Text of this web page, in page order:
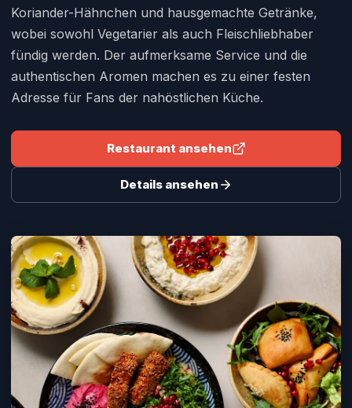
Koriander-Hähnchen und hausgemachte Getränke,
wobei sowohl Vegetarier als auch Fleischliebhaber
fündig werden. Der aufmerksame Service und die
authentischen Aromen machen es zu einer festen
Adresse für Fans der nahöstlichen Küche.
Restaurant ansehen
Details ansehen